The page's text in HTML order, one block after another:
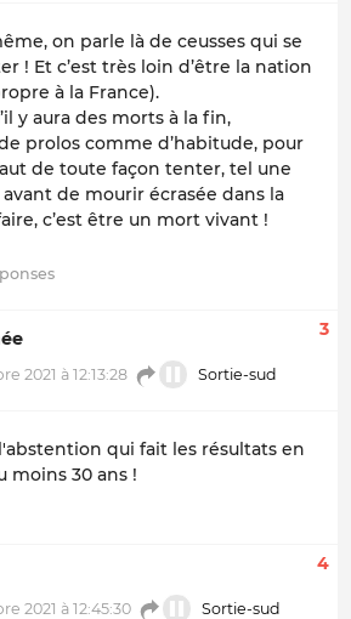
on parle là de ceusses qui se
! Et c’est très loin d’être la nation
à la France).
y aura des morts à la fin,
prolos comme d’habitude, pour
de toute façon tenter, tel une
de mourir écrasée dans la
c’est être un mort vivant !
2021 à 12:13:28 Sortie-sud
3
qui fait les résultats en
moins 30 ans !
2021 à 12:45:30 Sortie-sud
4